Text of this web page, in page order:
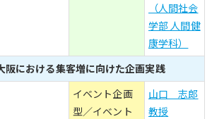
（人間社会
学部 人間健
康学科）
阪における集客増に向けた企画実践
イベント企画
型／イベント
山口 志郎
教授